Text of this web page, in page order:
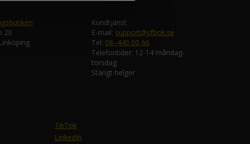
20
Kundtjänst
E-mail: support@sfbok.se
Tel: 08–440 00 66
Telefontider: 12-14 måndag-
torsdag
Stängt helger
TikTok
LinkedIn